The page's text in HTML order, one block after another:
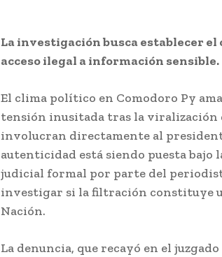
La investigación busca establecer
acceso ilegal a información sensible.
El clima político en Comodoro Py
tensión inusitada tras la viralización
involucran directamente al
autenticidad está siendo puesta bajo
judicial formal por parte del
investigar si la filtración constituye
Nación.
La denuncia, que recayó en el